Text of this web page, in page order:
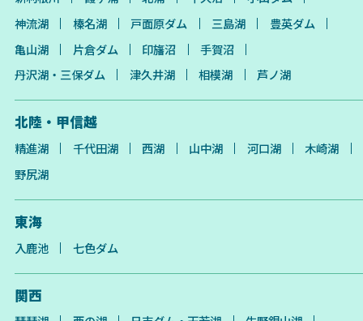
神流湖
榛名湖 戸面原ダム 三島湖
豊英ダム
亀山湖
片倉ダム 印旛沼
手賀沼
丹沢湖・三保ダム
津久井湖 相模湖 芦ノ湖
北陸・甲信越
精進湖 千代田湖 西湖 山中湖 河口湖
木崎湖
野尻湖
東海
入鹿池 七色ダム
関西